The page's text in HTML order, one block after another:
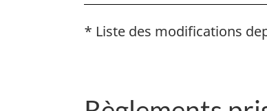
* Liste des modifications